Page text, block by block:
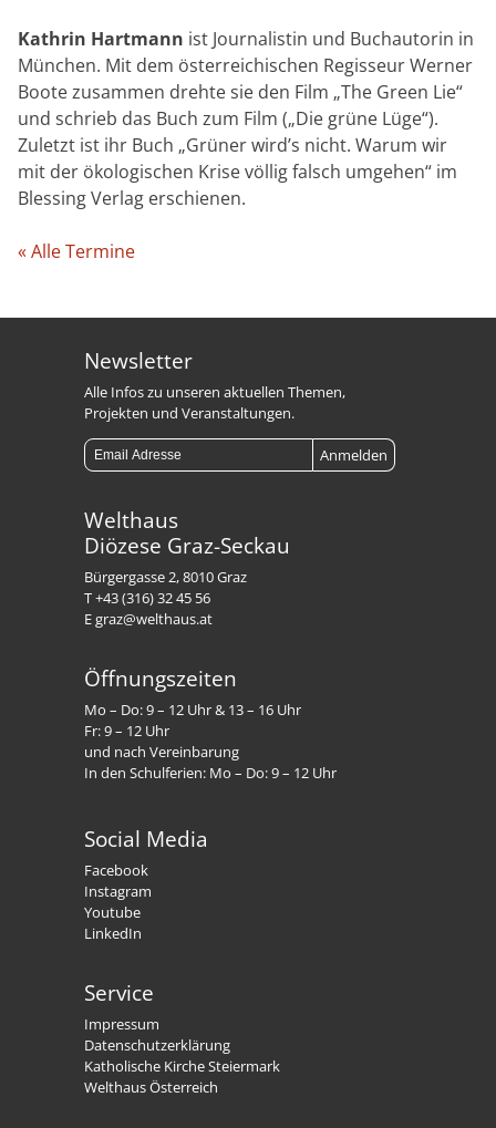
Kathrin Hartmann ist Journalistin und Buchautorin in
München. Mit dem österreichischen Regisseur Werner
Boote zusammen drehte sie den Film „The Green Lie“
und schrieb das Buch zum Film („Die grüne Lüge“).
Zuletzt ist ihr Buch „Grüner wird’s nicht. Warum wir
mit der ökologischen Krise völlig falsch umgehen“ im
Blessing Verlag erschienen.
« Alle Termine
Newsletter
Alle Infos zu unseren aktuellen Themen,
Projekten und Veranstaltungen.
Welthaus
Diözese Graz-Seckau
Bürgergasse 2, 8010 Graz
T +43 (316) 32 45 56
E graz@welthaus.at
Öffnungszeiten
Mo – Do: 9 – 12 Uhr & 13 – 16 Uhr
Fr: 9 – 12 Uhr
und nach Vereinbarung
In den Schulferien: Mo – Do: 9 – 12 Uhr
Social Media
Facebook
Instagram
Youtube
LinkedIn
Service
Impressum
Datenschutzerklärung
Katholische Kirche Steiermark
Welthaus Österreich